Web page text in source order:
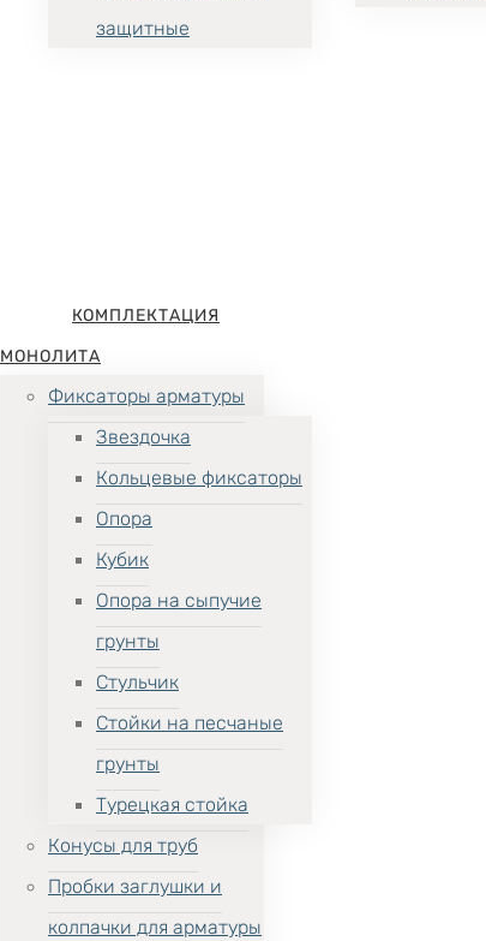
защитные
КОМПЛЕКТАЦИЯ
МОНОЛИТА
Фиксаторы арматуры
Звездочка
Кольцевые фиксаторы
Опора
Кубик
Опора на сыпучие
грунты
Стульчик
Стойки на песчаные
грунты
Турецкая стойка
Конусы для труб
Пробки заглушки и
колпачки для арматуры